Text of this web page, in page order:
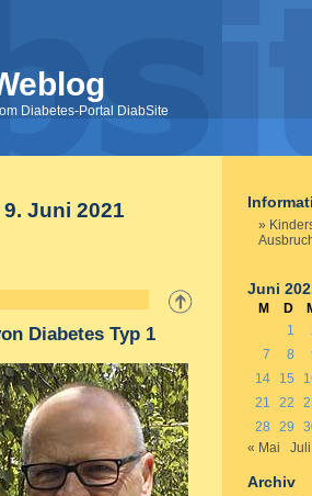
Diabetes-Portal DiabSite
Juni 2021
Diabetes Typ 1
Juni
M D
1
7
8
14
15
21
22
28
29
« Mai
Archiv